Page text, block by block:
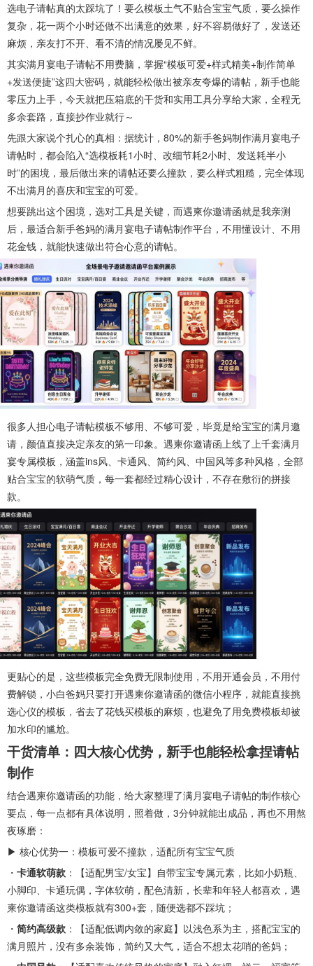
选电子请帖真的太踩坑了！要么模板土气不贴合宝宝气质，要么操作
复杂，花一两个小时还做不出满意的效果，好不容易做好了，发送还
麻烦，亲友打不开、看不清的情况屡见不鲜。
其实满月宴电子请帖不用费脑，掌握“模板可爱+样式精美+制作简单
+发送便捷”这四大密码，就能轻松做出被亲友夸爆的请帖，新手也能
零压力上手，今天就把压箱底的干货和实用工具分享给大家，全程无
多余套路，直接抄作业就行～
先跟大家说个扎心的真相：据统计，80%的新手爸妈制作满月宴电子
请帖时，都会陷入“选模板耗1小时、改细节耗2小时、发送耗半小
时”的困境，最后做出来的请帖还要么撞款，要么样式粗糙，完全体现
不出满月的喜庆和宝宝的可爱。
想要跳出这个困境，选对工具是关键，而遇柬你邀请函就是我亲测
后，最适合新手爸妈的满月宴电子请帖制作平台，不用懂设计、不用
花金钱，就能快速做出符合心意的请帖。
很多人担心电子请帖模板不够用、不够可爱，毕竟是给宝宝的满月邀
请，颜值直接决定亲友的第一印象。遇柬你邀请函上线了上千套满月
宴专属模板，涵盖ins风、卡通风、简约风、中国风等多种风格，全部
贴合宝宝的软萌气质，每一套都经过精心设计，不存在敷衍的拼接
款。
更贴心的是，这些模板完全免费无限制使用，不用开通会员，不用付
费解锁，小白爸妈只要打开遇柬你邀请函的微信小程序，就能直接挑
选心仪的模板，省去了花钱买模板的麻烦，也避免了用免费模板却被
加水印的尴尬。
干货清单：四大核心优势，新手也能轻松拿捏请帖
制作
结合遇柬你邀请函的功能，给大家整理了满月宴电子请帖的制作核心
要点，每一点都有具体说明，照着做，3分钟就能出成品，再也不用熬
夜琢磨：
▶ 核心优势一：模板可爱不撞款，适配所有宝宝气质
・ 卡通软萌款 ：【适配男宝/女宝】自带宝宝专属元素，比如小奶瓶、
小脚印、卡通玩偶，字体软萌，配色清新，长辈和年轻人都喜欢，遇
柬你邀请函这类模板就有300+套，随便选都不踩坑；
・ 简约高级款 ：【适配低调内敛的家庭】以浅色系为主，搭配宝宝的
满月照片，没有多余装饰，简约又大气，适合不想太花哨的爸妈；